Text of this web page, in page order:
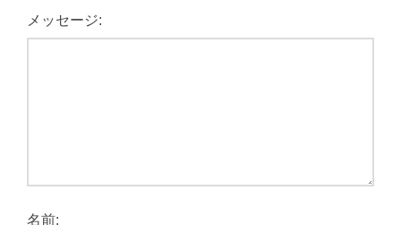
メッセージ:
名前: